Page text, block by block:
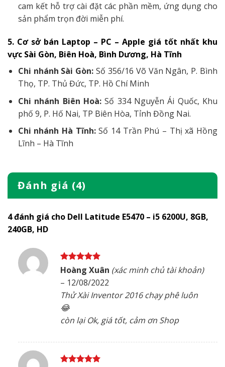
cam kết hỗ trợ cài đặt các phần mềm, ứng dụng cho
sản phẩm trọn đời miễn phí.
5. Cơ sở bán Laptop – PC – Apple giá tốt nhất khu
vực Sài Gòn, Biên Hoà, Bình Dương, Hà Tĩnh
Chi nhánh Sài Gòn:Số 356/16 Võ Văn Ngân, P. Bình
Thọ, TP. Thủ Đức, TP. Hồ Chí Minh
Chi nhánh Biên Hoà:Số 334 Nguyễn Ái Quốc, Khu
phố 9, P. Hố Nai, TP Biên Hòa, Tỉnh Đồng Nai.
Chi nhánh Hà Tĩnh:Số 14 Trần Phú – Thị xã Hồng
Lĩnh – Hà Tĩnh
Đánh giá (4)
4 đánh giá cho Dell Latitude E5470 – i5 6200U, 8GB,
240GB, HD
Được xếp
55
sao
Hoàng Xuân (xác minh chủ tài khoản)
– 12/08/2022
Thử Xài Inventor 2016 chạy phê luôn
😂
còn lại Ok, giá tốt, cảm ơn Shop